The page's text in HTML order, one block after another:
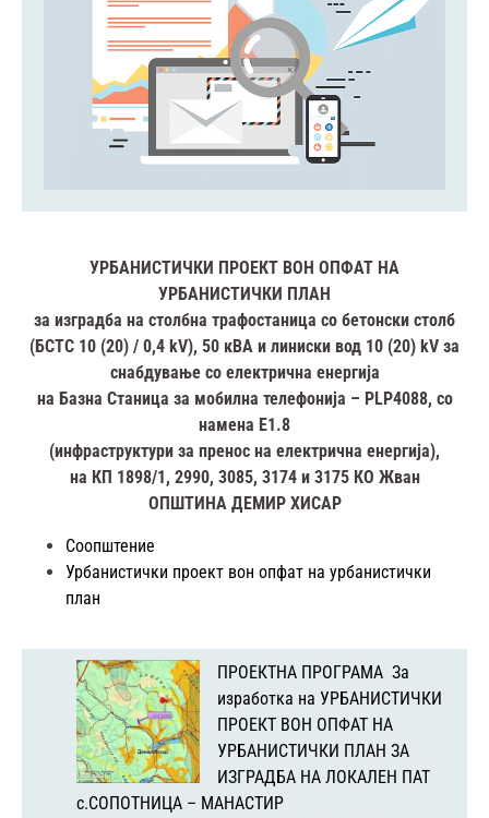
УРБАНИСТИЧКИ ПРОЕКТ ВОН ОПФАТ НА
УРБАНИСТИЧКИ ПЛАН
за изградба на столбна трафостаница со бетонски столб
(БСТС 10 (20) / 0,4 kV), 50 кВА и линиски вод 10 (20) kV за
снабдување со електрична енергија
на Базна Станица за мобилна телефонија – PLP4088, со
намена Е1.8
(инфраструктури за пренос на електрична енергија),
на КП 1898/1, 2990, 3085, 3174 и 3175 КО Жван
ОПШТИНА ДЕМИР ХИСАР
Соопштение
Урбанистички проект вон опфат на урбанистички
план
ПРОЕКТНА ПРОГРАМА За
изработка на УРБАНИСТИЧКИ
ПРОЕКТ ВОН ОПФАТ НА
УРБАНИСТИЧКИ ПЛАН ЗА
ИЗГРАДБА НА ЛОКАЛЕН ПАТ
с.СОПОТНИЦА – МАНАСТИР